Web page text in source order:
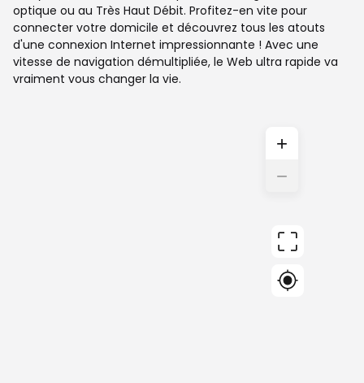
optique ou au Très Haut Débit. Profitez-en vite pour
connecter votre domicile et découvrez tous les atouts
d'une connexion Internet impressionnante ! Avec une
vitesse de navigation démultipliée, le Web ultra rapide va
vraiment vous changer la vie.
+
−